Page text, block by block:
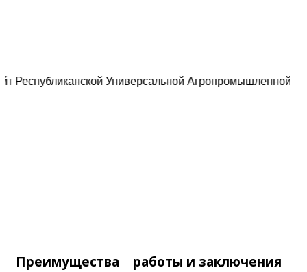
Универсальной Агропромышленной Биржи
Преимущества работы и заключения